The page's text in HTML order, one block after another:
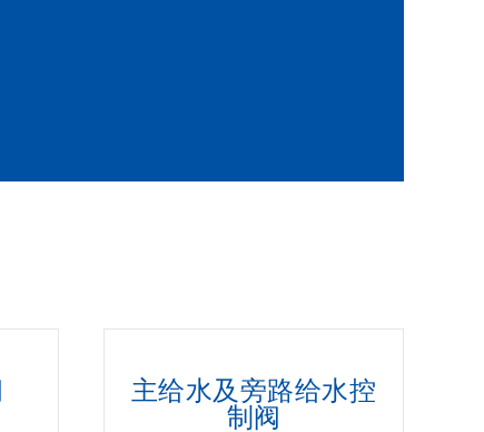
主给水及旁路给水控
制阀